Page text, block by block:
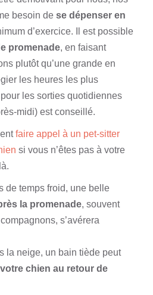
besoin de se dépenser en
d’exercice. Il est possible
promenade, en faisant
plutôt qu’une grande en
les heures les plus
les sorties quotidiennes
midi) est conseillé.
faire appel à un pet-sitter
si vous n’êtes pas à votre
de temps froid, une belle
la promenade, souvent
s’avérera
la neige, un bain tiède peut
chien au retour de